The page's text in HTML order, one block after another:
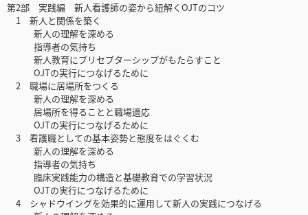
第2部 実践編 新人看護師の姿から紐解くOJTのコツ
1 新人と関係を築く
新人の理解を深める
指導者の気持ち
新人教育にプリセプターシップがもたらすこと
OJTの実行につなげるために
2 職場に居場所をつくる
新人の理解を深める
居場所を得ることと職場適応
OJTの実行につなげるために
3 看護職としての基本姿勢と態度をはぐくむ
新人の理解を深める
指導者の気持ち
臨床実践能力の構造と基礎教育での学習状況
OJTの実行につなげるために
4 シャドウイングを効果的に運用して新人の実践につなげる